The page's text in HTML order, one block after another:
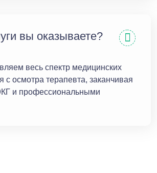
вы оказываете?
весь спектр медицинских
с осмотра терапевта, заканчивая
и профессиональными